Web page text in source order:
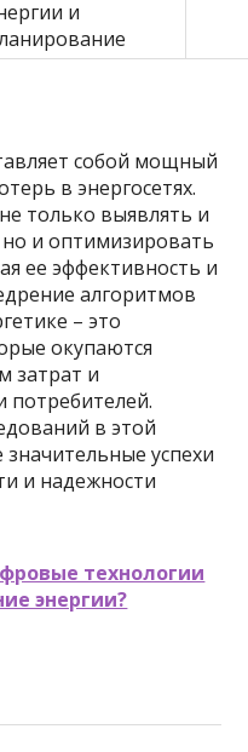
и
собой мощный
в энергосетях.
только выявлять и
и оптимизировать
ее эффективность и
алгоритмов
– это
окупаются
затрат и
потребителей.
в этой
успехи
и надежности
технологии
энергии?